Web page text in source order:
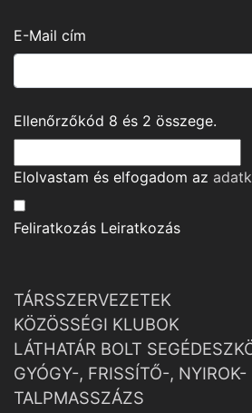
E-Mail cím
Ellenőrzőkód 8 és 2 összege.
Elolvastam és elfogadom az
Feliratkozás Leiratkozás
TÁRSSZERVEZETEK
KÖZÖSSÉGI KLUBOK
LÁTHATÁR BOLT
GYÓGY-, FRISSÍTŐ-, NYIROK-
TALPMASSZÁZS